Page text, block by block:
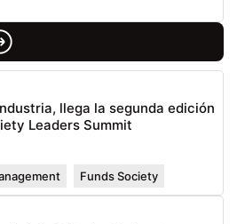
llega la segunda edición
Leaders Summit
Funds Society